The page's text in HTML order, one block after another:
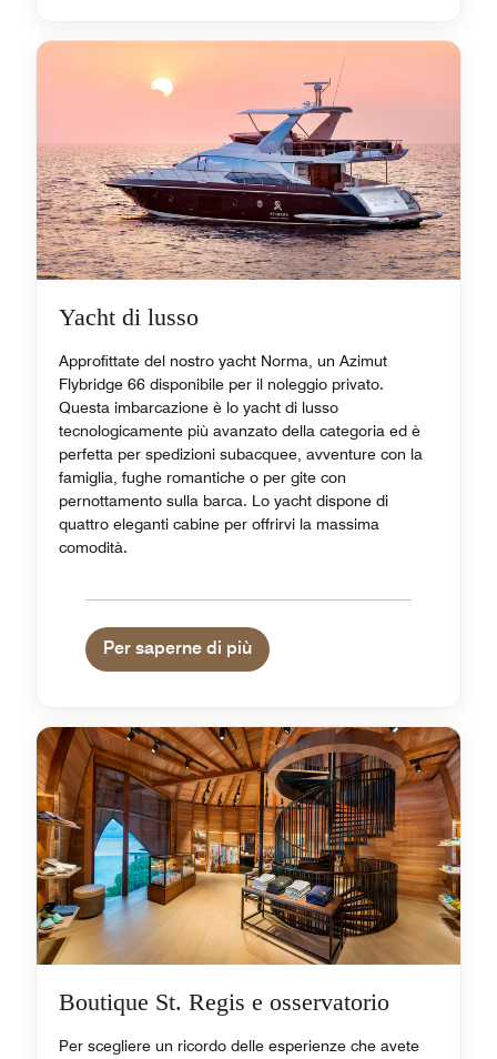
Yacht di lusso
Approfittate del nostro yacht Norma, un Azimut
Flybridge 66 disponibile per il noleggio privato.
Questa imbarcazione è lo yacht di lusso
tecnologicamente più avanzato della categoria ed è
perfetta per spedizioni subacquee, avventure con la
famiglia, fughe romantiche o per gite con
pernottamento sulla barca. Lo yacht dispone di
quattro eleganti cabine per offrirvi la massima
comodità.
Per saperne di più
Boutique St. Regis e osservatorio
Per scegliere un ricordo delle esperienze che avete